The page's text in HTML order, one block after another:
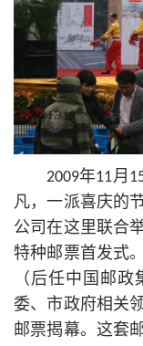
2009年11月
凡，一派喜庆的
公司在这里联合
特种邮票首发式
（后任中国邮
委、市政府相关
邮票揭幕。这套